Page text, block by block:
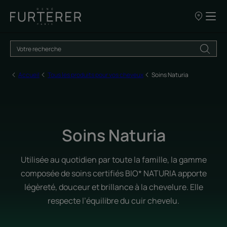
Nos
vente
Accueil Tous les produits pour vos cheveux Soins Naturia
Soins Naturia
Utilisée au quotidien par toute la famille, la gamme
composée de soins certifiés BIO* NATURIA apporte
légèreté, douceur et brillance à la chevelure. Elle
respecte l’équilibre du cuir chevelu.